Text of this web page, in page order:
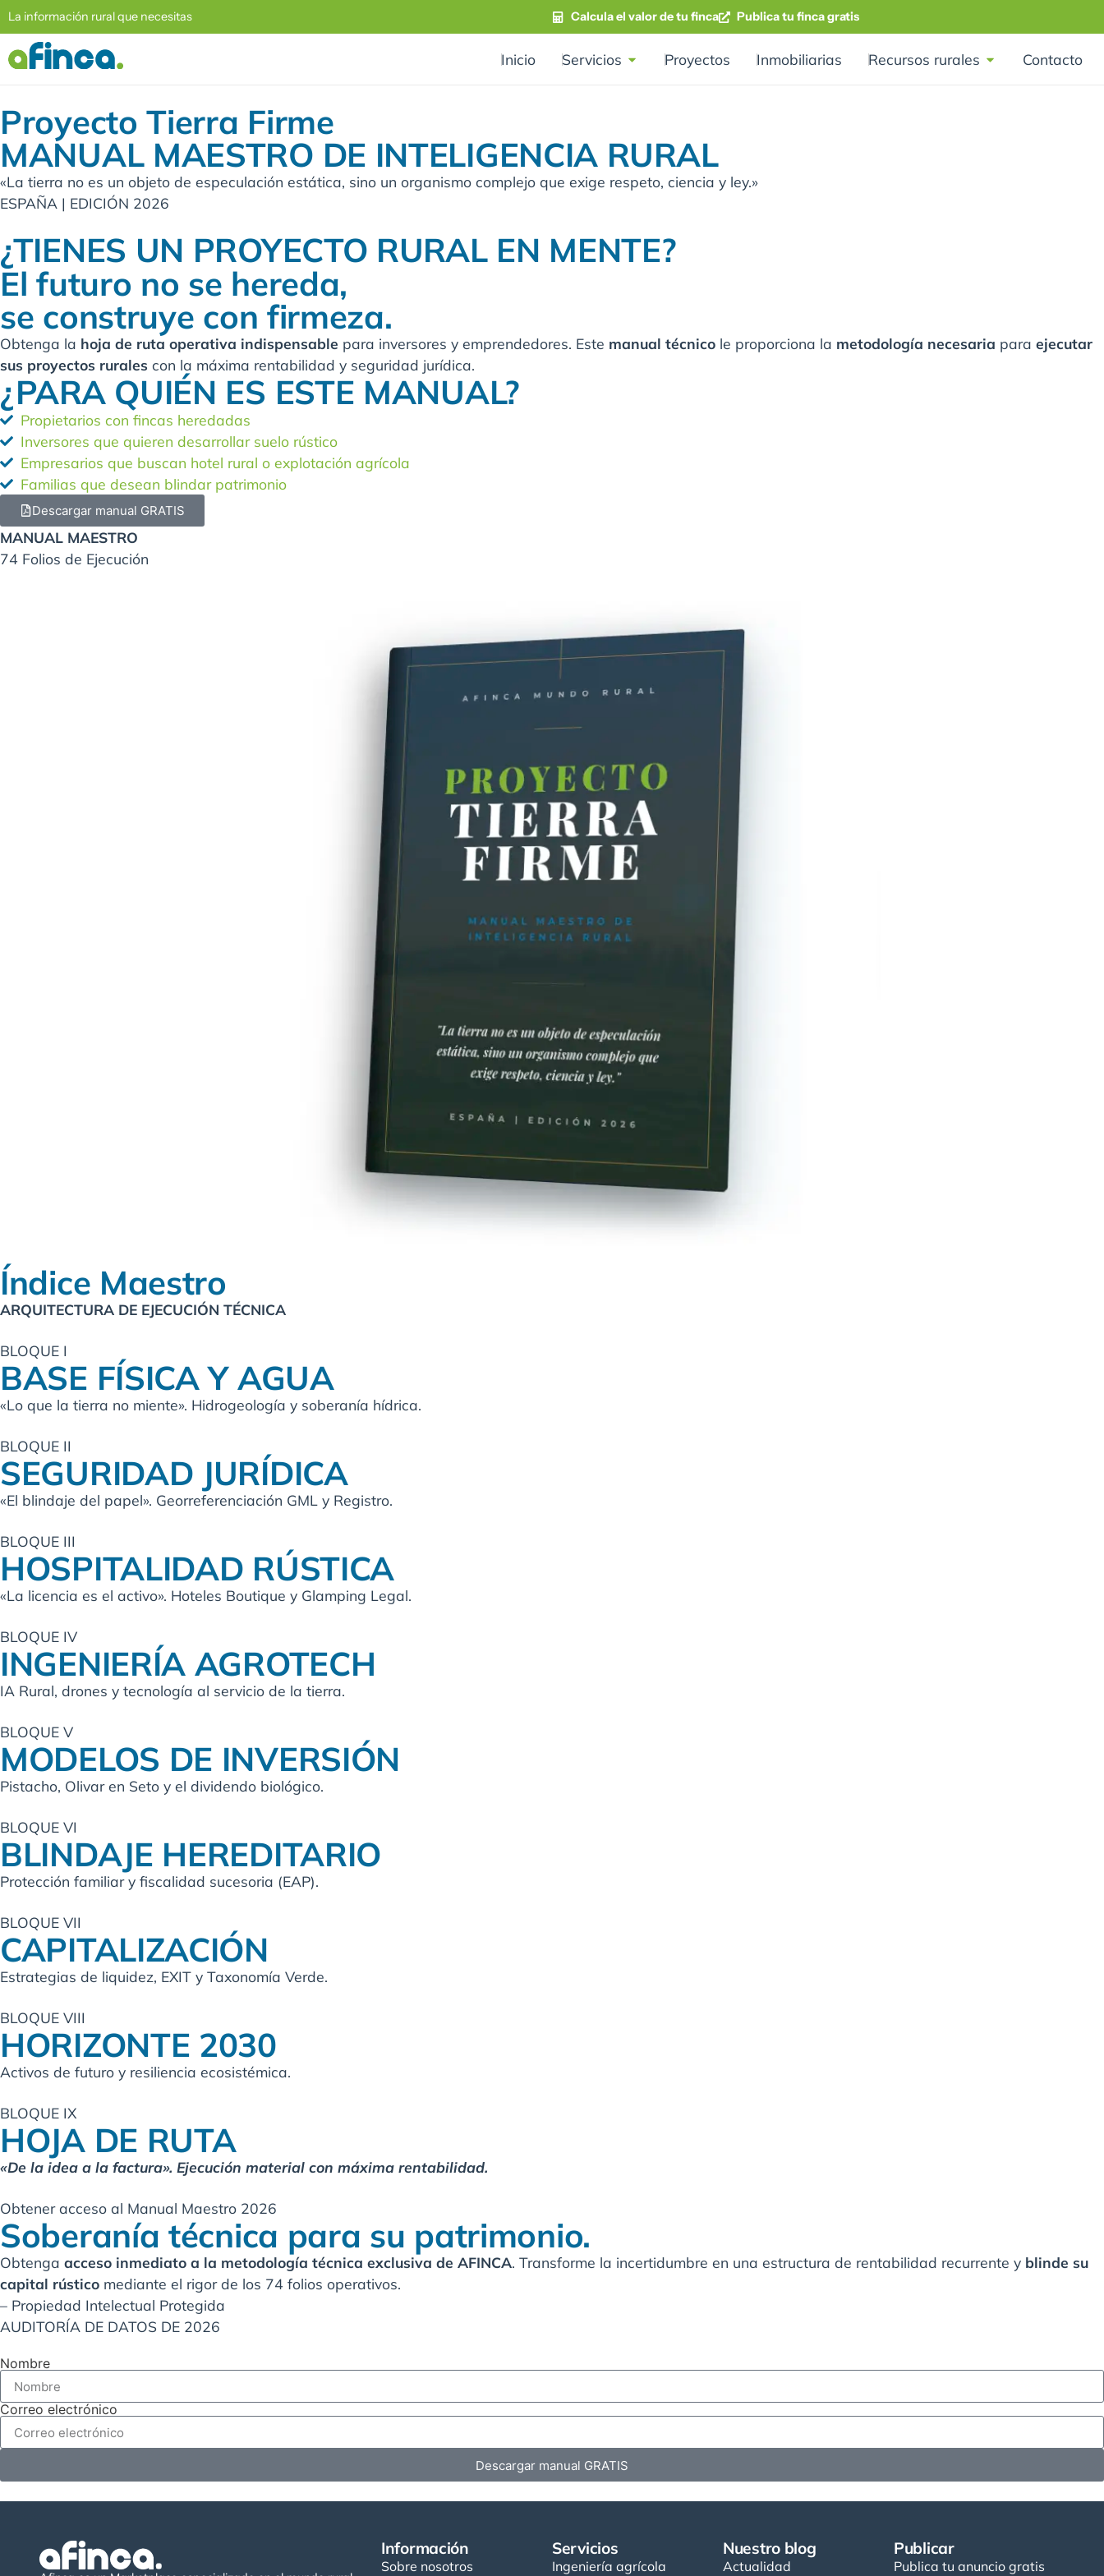
La información rural que necesitas Calcula el valor de tu finca Publica tu finca gratis
Inicio Servicios Proyectos Inmobiliarias Recursos rurales Contacto
ProyectoTierra Firme
MANUAL MAESTRO DE INTELIGENCIA RURAL
«La tierra no es un objeto de especulación estática, sino un organismo complejo que exige respeto, ciencia y ley.»
ESPAÑA | EDICIÓN 2026
¿TIENES UN PROYECTO RURAL EN MENTE?
El futuro no se hereda,
se construye con firmeza.
Obtenga la hoja de ruta operativa indispensable para inversores y emprendedores. Este manual técnico le proporciona la metodología necesaria para ejecutar
sus proyectos rurales con la máxima rentabilidad y seguridad jurídica.
¿PARA QUIÉN ES ESTE MANUAL?
Propietarios con fincas heredadas
Inversores que quieren desarrollar suelo rústico
Empresarios que buscan hotel rural o explotación agrícola
Familias que desean blindar patrimonio
Descargar manual GRATIS
MANUAL MAESTRO
74 Folios de Ejecución
Índice Maestro
ARQUITECTURA DE EJECUCIÓN TÉCNICA
BLOQUE I
BASE FÍSICA Y AGUA
«Lo que la tierra no miente». Hidrogeología y soberanía hídrica.
BLOQUE II
SEGURIDAD JURÍDICA
«El blindaje del papel». Georreferenciación GML y Registro.
BLOQUE III
HOSPITALIDAD RÚSTICA
«La licencia es el activo». Hoteles Boutique y Glamping Legal.
BLOQUE IV
INGENIERÍA AGROTECH
IA Rural, drones y tecnología al servicio de la tierra.
BLOQUE V
MODELOS DE INVERSIÓN
Pistacho, Olivar en Seto y el dividendo biológico.
BLOQUE VI
BLINDAJE HEREDITARIO
Protección familiar y fiscalidad sucesoria (EAP).
BLOQUE VII
CAPITALIZACIÓN
Estrategias de liquidez, EXIT y Taxonomía Verde.
BLOQUE VIII
HORIZONTE 2030
Activos de futuro y resiliencia ecosistémica.
BLOQUE IX
HOJA DE RUTA
«De la idea a la factura». Ejecución material con máxima rentabilidad.
Obtener acceso al Manual Maestro 2026
Soberanía técnica para su patrimonio.
Obtenga acceso inmediato a la metodología técnica exclusiva de AFINCA. Transforme la incertidumbre en una estructura de rentabilidad recurrente y blinde su
capital rústico mediante el rigor de los 74 folios operativos.
– Propiedad Intelectual Protegida
AUDITORÍA DE DATOS DE 2026
Nombre
Correo electrónico
Descargar manual GRATIS
Información
Sobre nosotros
Servicios
Ingeniería agrícola
Nuestro blog
Actualidad
Publicar
Publica tu anuncio gratis